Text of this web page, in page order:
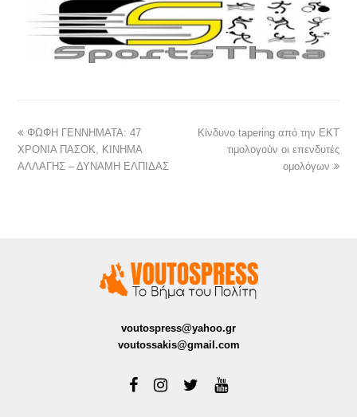
ΦΩΦΗ ΓΕΝΝΗΜΑΤΑ: 47
ΧΡΟΝΙΑ ΠΑΣΟΚ, ΚΙΝΗΜΑ
ΑΛΛΑΓΗΣ – ΔΥΝΑΜΗ ΕΛΠΙΔΑΣ
Κίνδυνο tapering από την ΕΚΤ
τιμολογούν οι επενδυτές
ομολόγων
voutospress@yahoo.gr
voutossakis@gmail.com